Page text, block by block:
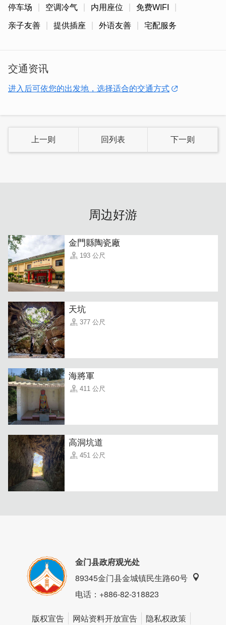
金门高粱酒举世闻名，我们以百分之百纯粹高粱酒糟搭配牧
为推广金门牛肉，良金首创『鲜涮牛肉面』创新吃法，讲求
『新鲜、原味、健康』，凭藉牧场餐桌一条龙优势，期盼每
一位贵宾都能嚐到实实在在金门限定酒糟牛滋味，推出以
来，短时间内跃为『金门必吃美食』。
｜极品100%酒糟牛肉干
停车场 空调冷气 内用座位 免费WIFI
亲子友善 提供插座 外语友善 宅配服务
交通资讯
进入后可依您的出发地，选择适合的交通方式
上一则 回列表 下一则
周边好游
金門縣陶瓷廠
193 公尺
天坑
377 公尺
海將軍
411 公尺
高洞坑道
451 公尺
金门县政府观光处
89345金门县金城镇民生路60号
电话：+886-82-318823
版权宣告 网站资料开放宣告 隐私权政策